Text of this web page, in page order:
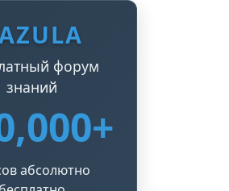
форум
знаний
абсолютно